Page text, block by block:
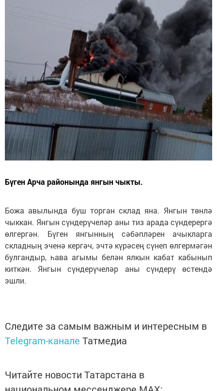
Бүген Арча районында янгын чыкты.
Божа авылында буш торган склад яна. Янгын төнлә
чыккан. Янгын сүндерүчеләр аны тиз арада сүндерергә
өлгергән. Бүген янгынның сәбәпләрен ачыкларга
складның эченә кергәч, эчтә күрәсең сүнеп өлгермәгән
булгандыр, һава агымы белән ялкын кабат кабынып
киткән. Янгын сүндерүчеләр аны сүндерү өстендә
эшли.
Следите за самым важным и интересным в
Telegram-канале Татмедиа
Читайте новости Татарстана в